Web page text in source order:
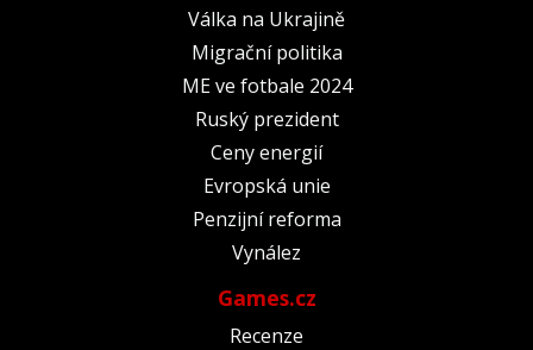
Válka na Ukrajině
Migrační politika
ME ve fotbale 2024
Ruský prezident
Ceny energií
Evropská unie
Penzijní reforma
Vynález
Games.cz
Recenze